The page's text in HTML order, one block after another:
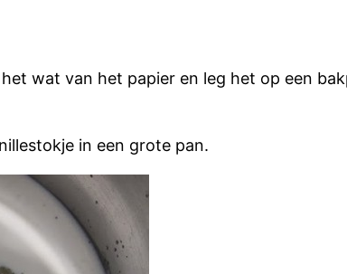
wat van het papier en leg het op een
in een grote pan.